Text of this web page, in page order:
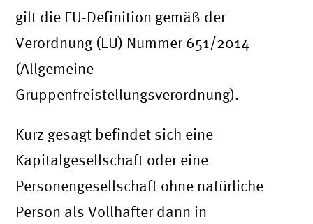
gilt die EU-Definition gemäß der
Verordnung (EU) Nummer 651/2014
(Allgemeine
Gruppenfreistellungsverordnung).
Kurz gesagt befindet sich eine
Kapitalgesellschaft oder eine
Personengesellschaft ohne natürliche
Person als Vollhafter dann in